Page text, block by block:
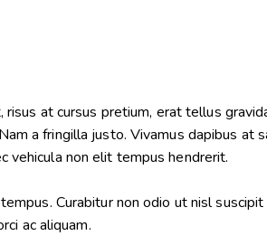
risus at cursus pretium, erat tellus
a fringilla justo. Vivamus dapibus at
vehicula non elit tempus hendrerit.
Curabitur non odio ut nisl
ac aliquam.